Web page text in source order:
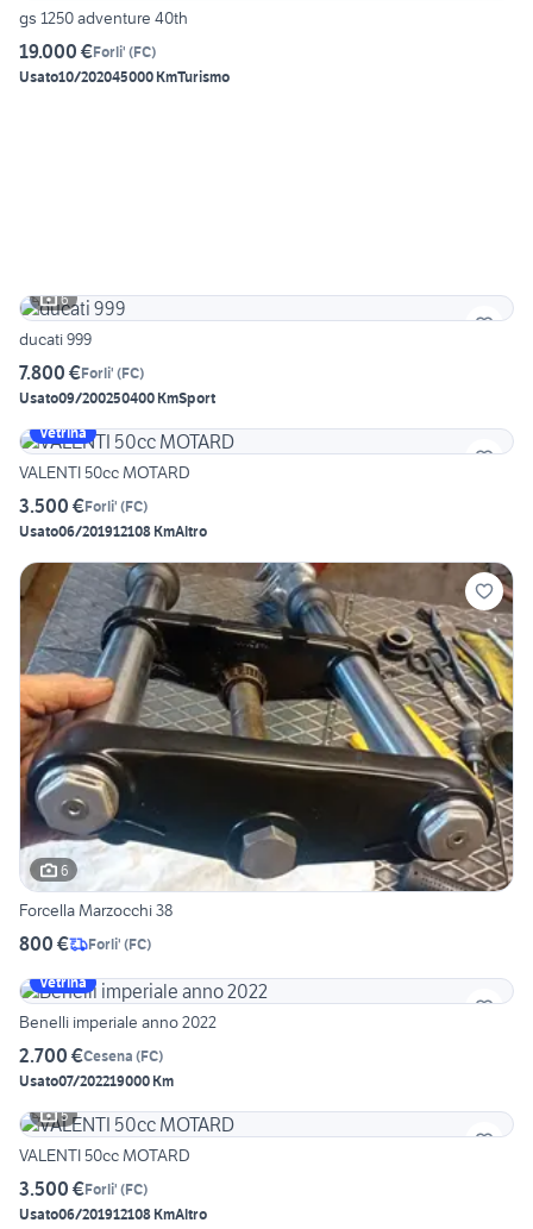
gs 1250 adventure 40th
19.000 €Forli' (FC)
Usato10/202045000 KmTurismo
6
ducati 999
7.800 €Forli' (FC)
Usato09/200250400 KmSport
Vetrina
VALENTI 50cc MOTARD
3.500 €Forli' (FC)
Usato06/201912108 KmAltro
6
Forcella Marzocchi 38
800 € Forli' (FC)
Vetrina
Benelli imperiale anno 2022
2.700 €Cesena (FC)
Usato07/202219000 Km
5
VALENTI 50cc MOTARD
3.500 €Forli' (FC)
Usato06/201912108 KmAltro